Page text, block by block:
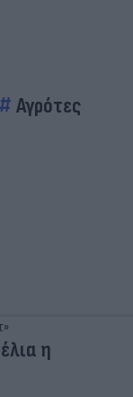
Αγρότες